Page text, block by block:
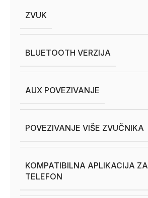
ZVUK
BLUETOOTH VERZIJA
AUX POVEZIVANJE
POVEZIVANJE VIŠE ZVUČNIKA
KOMPATIBILNA APLIKACIJA ZA
TELEFON